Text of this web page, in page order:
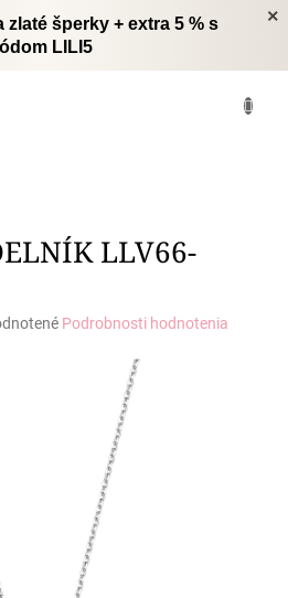
×
zlaté šperky + extra 5 % s
LILI5
LLV66-
Podrobnosti hodnotenia